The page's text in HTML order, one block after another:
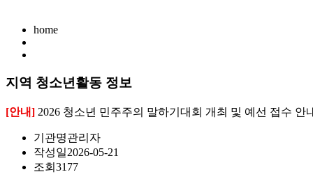
home
지역 청소년활동 정보
[안내] 2026 청소년 민주주의 말하기대회 개최 및 예선 접수 안
기관명관리자
작성일2026-05-21
조회 3177